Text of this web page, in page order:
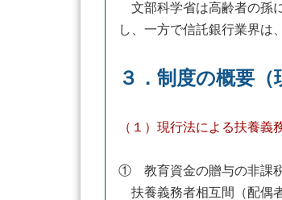
文部科学省は高齢者の孫
し、一方で信託銀行業界は
３．制度の概要（
（１）現行法による扶養義
① 教育資金の贈与の非課
扶養義務者相互間（配偶